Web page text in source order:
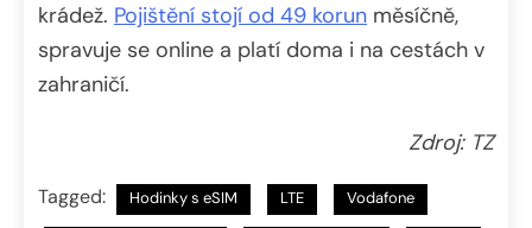
krádež. Pojištění stojí od 49 korun měsíčně,
spravuje se online a platí doma i na cestách v
zahraničí.
Zdroj: TZ
Tagged: Hodinky s eSIM LTE Vodafone